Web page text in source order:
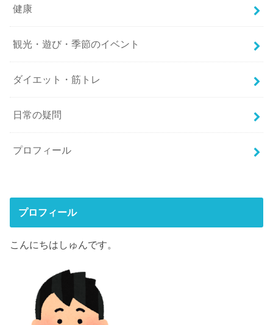
健康
観光・遊び・季節のイベント
ダイエット・筋トレ
日常の疑問
プロフィール
プロフィール
こんにちはしゅんです。